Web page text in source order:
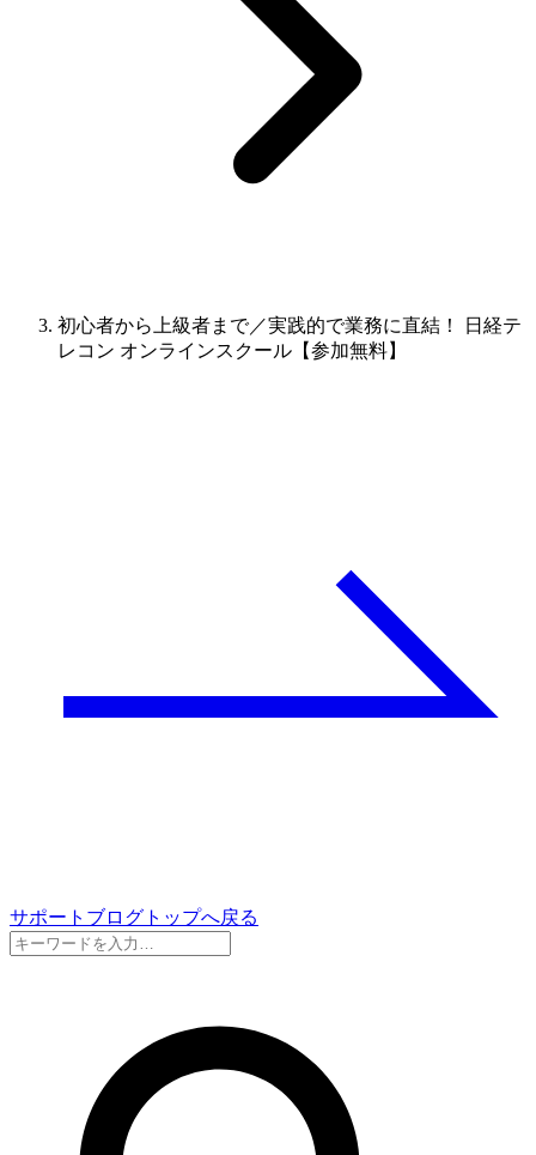
初心者から上級者まで／実践的で業務に直結！ 日経テ
レコン オンラインスクール【参加無料】
サポートブログトップへ戻る